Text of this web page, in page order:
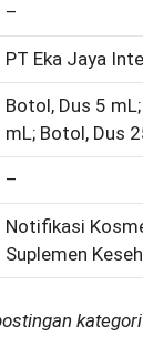
–
PT Eka Jaya
Botol, Dus 5
mL; Botol, Dus
–
Notifikasi
Suplemen
kategori